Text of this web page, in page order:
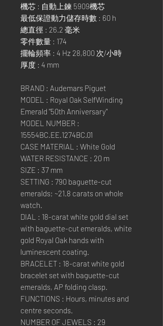
機芯 : 自動上鍊 5909機芯
最低保證動力儲存時數 : 60 h
總直徑 : 26.2 毫米
零件數量 : 174
擺輪頻率 : 4 Hz 28,800 次/小時
厚度 : 4 mm
BRAND : Audemars Piguet
MODEL : Royal Oak SelfWinding
Emerald "50th Anniversary"
MODEL NUMBER :
15554BC.EE.1274BC.01
CASE MATERIAL : White Gold
WATER RESISTANCE : 20 m
SIZE : 37 mm
SETTING : 790 baguette-cut
emeralds; ~21.8 carats on whole
watch.
DIAL : 18-carat white gold dial set
with baguette-cut emeralds, white
gold Royal Oak hands with
luminescent coating.
BRACELET : 18-carat white gold
bracelet set with baguette-cut
emeralds, AP folding clasp.
FUNCTIONS : Hours, minutes and
centre seconds.
NUMBER OF JEWELS : 29